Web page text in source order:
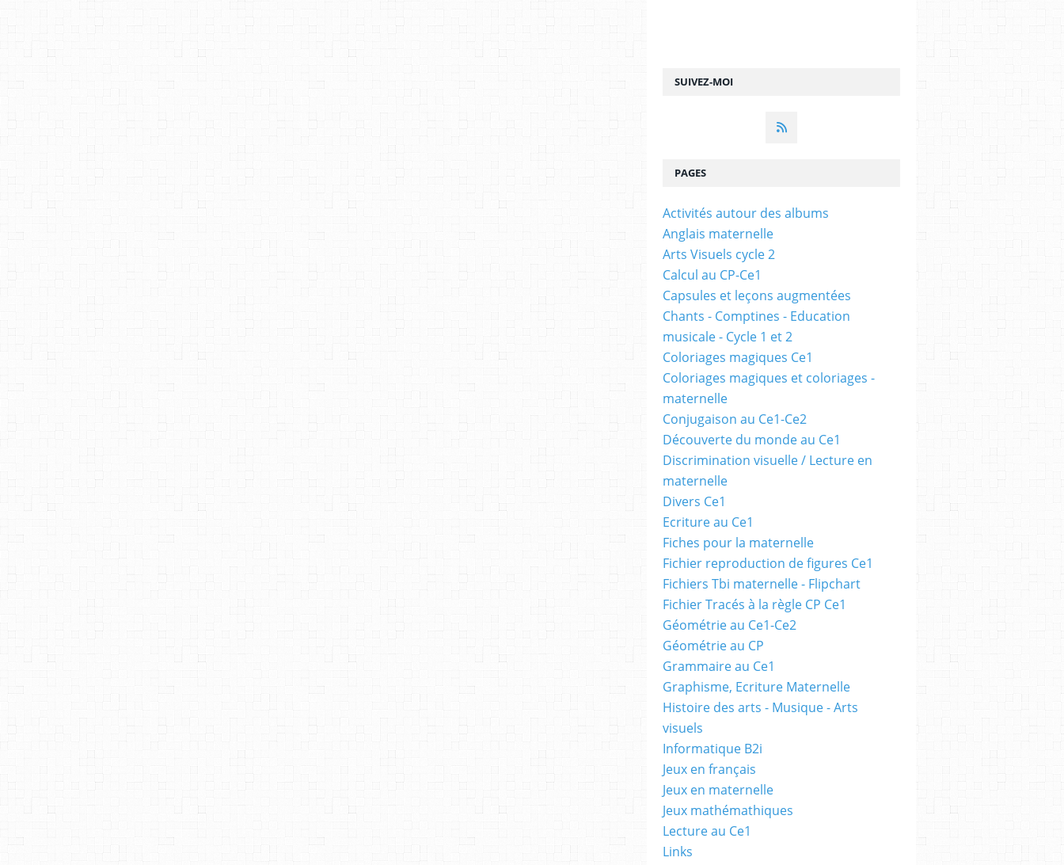
SUIVEZ-MOI
PAGES
Activités autour des albums
Anglais maternelle
Arts Visuels cycle 2
Calcul au CP-Ce1
Capsules et leçons augmentées
Chants - Comptines - Education
musicale - Cycle 1 et 2
Coloriages magiques Ce1
Coloriages magiques et coloriages -
maternelle
Conjugaison au Ce1-Ce2
Découverte du monde au Ce1
Discrimination visuelle / Lecture en
maternelle
Divers Ce1
Ecriture au Ce1
Fiches pour la maternelle
Fichier reproduction de figures Ce1
Fichiers Tbi maternelle - Flipchart
Fichier Tracés à la règle CP Ce1
Géométrie au Ce1-Ce2
Géométrie au CP
Grammaire au Ce1
Graphisme, Ecriture Maternelle
Histoire des arts - Musique - Arts
visuels
Informatique B2i
Jeux en français
Jeux en maternelle
Jeux mathémathiques
Lecture au Ce1
Links